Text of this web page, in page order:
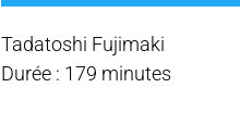
Tadatoshi Fujimaki
Durée : 179 minutes